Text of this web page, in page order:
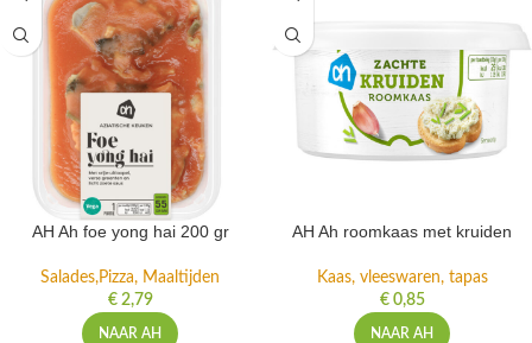
AH Ah foe yong hai 200 gr
Salades,Pizza, Maaltijden
€2,79
NAAR AH
AH Ah roomkaas met kruiden
Kaas, vleeswaren, tapas
€0,85
NAAR AH